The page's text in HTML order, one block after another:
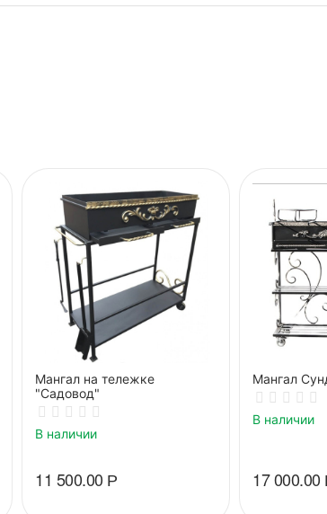
Мангал на тележке
"Садовод"
В наличии
11 500.00 Р
Мангал
В наличии
17 000.00